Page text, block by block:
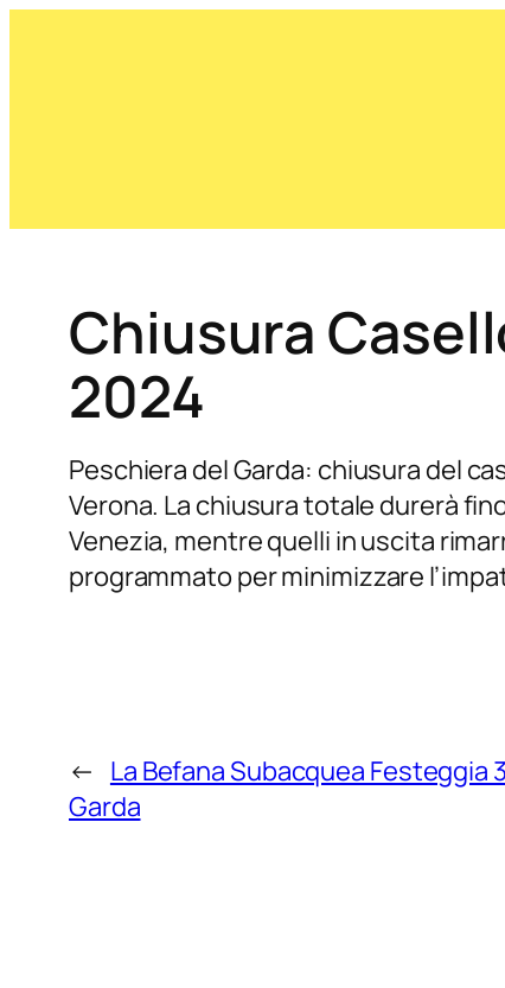
Chiusura
2024
Peschiera del Garda: chiusura del
Verona. La chiusura totale durerà
Venezia, mentre quelli in uscita
programmato per minimizzare
← La Befana Subacquea Festeggia
Garda